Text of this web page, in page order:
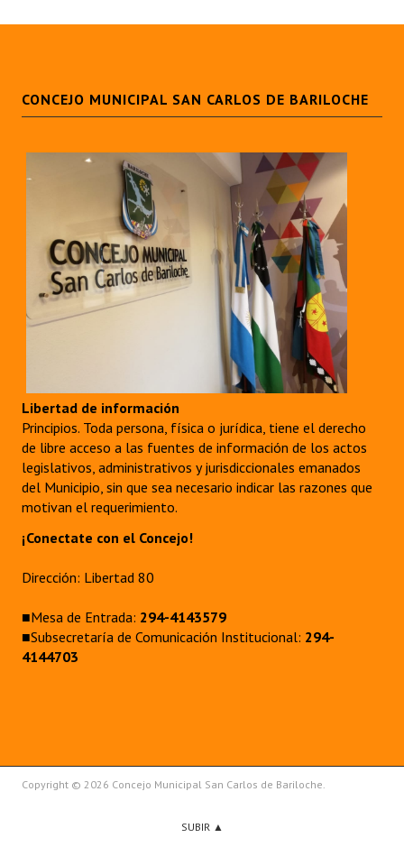
Antiguos Pobladores - Registro
Bariloche, Municipio intercultural
Entrega de distinciones
REFORMA DE LA CARTA ORGÁNICA
CONCEJO MUNICIPAL SAN CARLOS DE BARILOCHE
Libertad de información
Principios. Toda persona, física o jurídica, tiene el derecho
de libre acceso a las fuentes de información de los actos
legislativos, administrativos y jurisdiccionales emanados
del Municipio, sin que sea necesario indicar las razones que
motivan el requerimiento.
¡Conectate con el Concejo!
Dirección: Libertad 80
■Mesa de Entrada: 294-4143579
■Subsecretaría de Comunicación Institucional: 294-
4144703
Copyright © 2026 Concejo Municipal San Carlos de Bariloche.
SUBIR ▲